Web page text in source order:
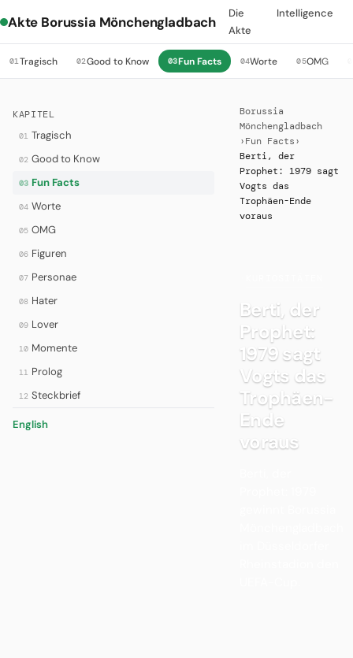
Akte Borussia Mönchengladbach
Die
Akte
Intelligence
01Tragisch 02Good to Know 03Fun Facts 04Worte 05OMG
KAPITEL
01 Tragisch
02 Good to Know
03 Fun Facts
04 Worte
05 OMG
06 Figuren
07 Personae
08 Hater
09 Lover
10 Momente
11 Prolog
12 Steckbrief
English
Borussia
Mönchengladbach
› Fun Facts ›
Berti, der
Prophet: 1979 sagt
Vogts das
Trophäen-Ende
voraus
Berti, der
Prophet:
1979 sagt
Vogts das
Trophäen-
Ende
voraus